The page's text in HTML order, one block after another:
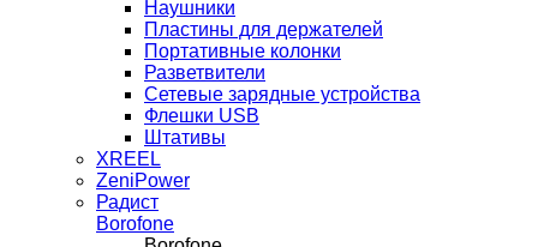
Наушники
Пластины для держателей
Портативные колонки
Разветвители
Сетевые зарядные устройства
Флешки USB
Штативы
XREEL
ZeniPower
Радист
Borofone